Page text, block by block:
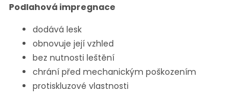
Podlahová impregnace
dodává lesk
obnovuje její vzhled
bez nutnosti leštění
chrání před mechanickým poškozením
protiskluzové vlastnosti